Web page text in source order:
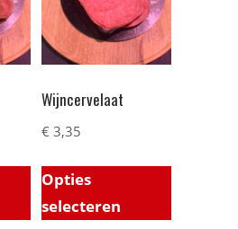
Wijncervelaat
€ 3,35
Opties
selecteren